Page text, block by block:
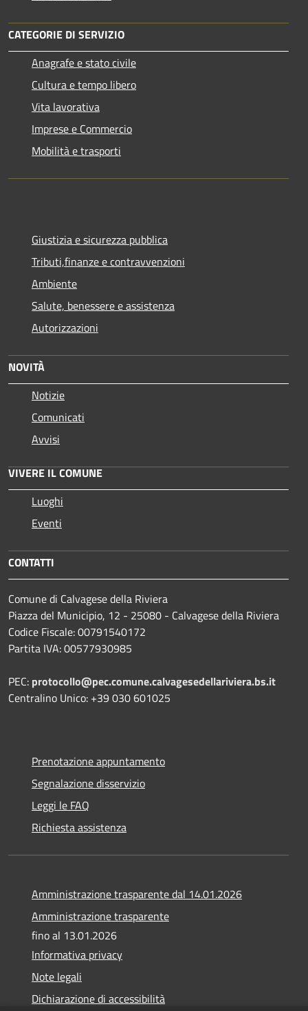
CATEGORIE DI SERVIZIO
Anagrafe e stato civile
Cultura e tempo libero
Vita lavorativa
Imprese e Commercio
Mobilità e trasporti
Giustizia e sicurezza pubblica
Tributi,finanze e contravvenzioni
Ambiente
Salute, benessere e assistenza
Autorizzazioni
NOVITÀ
Notizie
Comunicati
Avvisi
VIVERE IL COMUNE
Luoghi
Eventi
CONTATTI
Comune di Calvagese della Riviera
Piazza del Municipio, 12 - 25080 - Calvagese della Riviera
Codice Fiscale: 00791540172
Partita IVA: 00577930985
PEC: protocollo@pec.comune.calvagesedellariviera.bs.it
Centralino Unico: +39 030 601025
Prenotazione appuntamento
Segnalazione disservizio
Leggi le FAQ
Richiesta assistenza
Amministrazione trasparente dal 14.01.2026
Amministrazione trasparente
fino al 13.01.2026
Informativa privacy
Note legali
Dichiarazione di accessibilità